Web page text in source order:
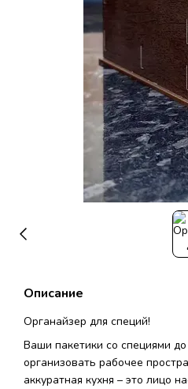
Описание
Органайзер для специй!
Ваши пакетики со специями
организовать рабочее
аккуратная кухня – это лицо